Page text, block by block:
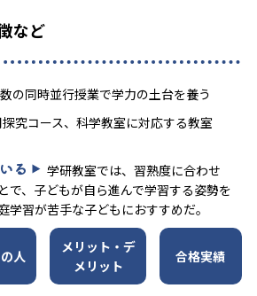
など
の同時並行授業で学力の土台を養う
究コース、科学教室に対応する教室
る
学研教室では、習熟度に合わせ
で、子どもが自ら進んで学習する姿勢を
学習が苦手な子どもにおすすめだ。
人
メリット・デ
メリット
合格実績